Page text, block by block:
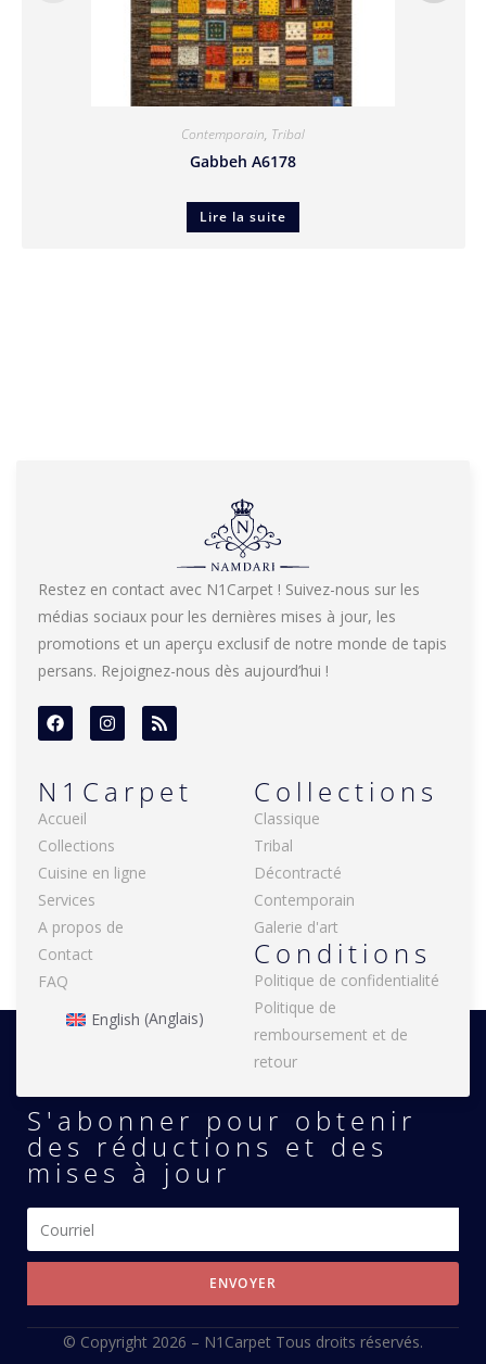
Contemporain, Tribal
Gabbeh A6178
Lire la suite
N1Carpet
Accueil
Collections
Cuisine en ligne
Services
A propos de
Contact
FAQ
English (Anglais)
Collections
Classique
Tribal
Décontracté
Contemporain
Galerie d'art
Conditions
Politique de confidentialité
Politique de
remboursement et de
retour
Restez en contact avec N1Carpet ! Suivez-nous sur les
médias sociaux pour les dernières mises à jour, les
promotions et un aperçu exclusif de notre monde de tapis
persans. Rejoignez-nous dès aujourd’hui !
S'abonner pour obtenir
des réductions et des
mises à jour
ENVOYER
© Copyright 2026 – N1Carpet Tous droits réservés.